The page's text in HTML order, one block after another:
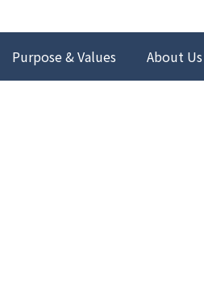
Purpose & Values About Us